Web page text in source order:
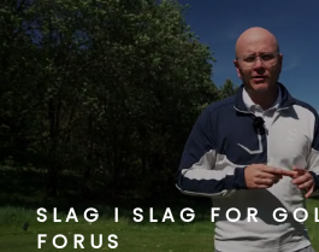
SLAG I SLAG FOR
FORUS